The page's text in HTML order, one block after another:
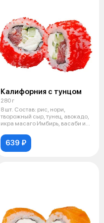
Калифорния с тунцом
280 г
8 шт. Состав: рис, нори,
творожный сыр, тунец, авокадо,
икра масаго Имбирь, васаби и
639 ₽